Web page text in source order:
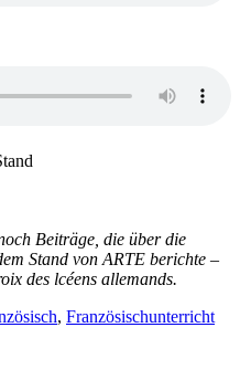
Beiträge, die über die
Stand von ARTE berichte –
des lcéens allemands.
, Französischunterricht